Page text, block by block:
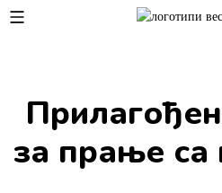
за прање са